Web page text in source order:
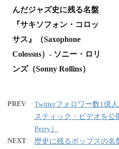
んだジャズ史に残る名盤
『サキソフォン・コロッ
サス』（Saxophone
Colossus）- ソニー・ロリ
ンズ（Sonny Rollins）
PREV
Twitterフォロワー数1億
スティック・ビデオを
Perry）
NEXT
歴史に残るポップスの名